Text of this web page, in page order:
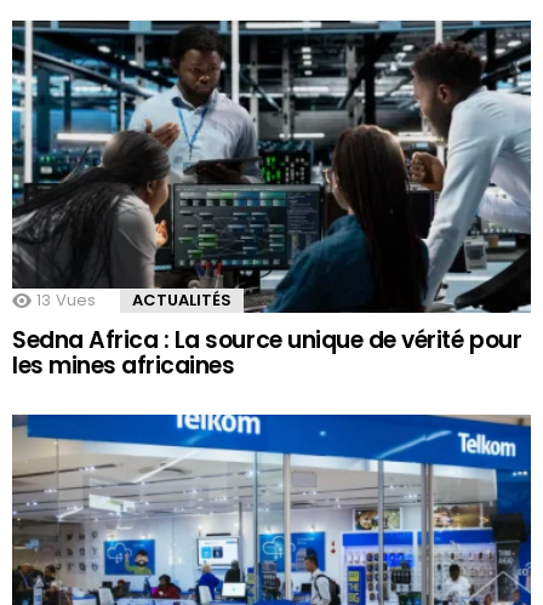
13 Vues ACTUALITÉS
Sedna Africa : La source unique de vérité pour
les mines africaines